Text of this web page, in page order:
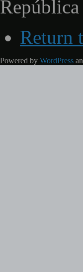
Return
Powered by WordPress